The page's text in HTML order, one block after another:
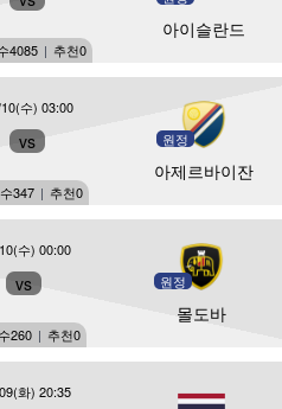
아이슬란드
4085 | 추천0
vs 원정
아제르바이잔
수) 03:00
347 | 추천0
vs 원정
몰도바
수) 00:00
260 | 추천0
화) 20:35